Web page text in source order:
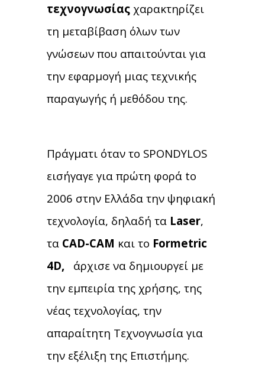
τεχνογνωσίας χαρακτηρίζει
τη μεταβίβαση όλων των
γνώσεων που απαιτούνται για
την εφαρμογή μιας τεχνικής
παραγωγής ή μεθόδου της.
Πράγματι όταν το SPONDYLOS
εισήγαγε για πρώτη φορά to
2006 στην Ελλάδα την ψηφιακή
τεχνολογία, δηλαδή τα Laser,
τα CAD-CAM και το Formetric
4D, άρχισε να δημιουργεί με
την εμπειρία της χρήσης, της
νέας τεχνολογίας, την
απαραίτητη Τεχνογνωσία για
την εξέλιξη της Επιστήμης.